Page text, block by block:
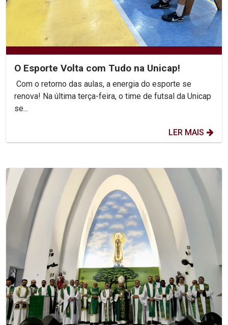
O Esporte Volta com Tudo na Unicap!
Com o retorno das aulas, a energia do esporte se
renova! Na última terça-feira, o time de futsal da Unicap
se...
LER MAIS